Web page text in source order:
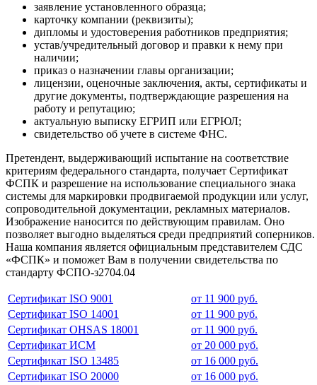
заявление установленного образца;
карточку компании (реквизиты);
дипломы и удостоверения работников предприятия;
устав/учредительный договор и правки к нему при
наличии;
приказ о назначении главы организации;
лицензии, оценочные заключения, акты, сертификаты и
другие документы, подтверждающие разрешения на
работу и репутацию;
актуальную выписку ЕГРИП или ЕГРЮЛ;
свидетельство об учете в системе ФНС.
Претендент, выдерживающий испытание на соответствие
критериям федерального стандарта, получает Сертификат
ФСПК и разрешение на использование специального знака
системы для маркировки продвигаемой продукции или услуг,
сопроводительной документации, рекламных материалов.
Изображение наносится по действующим правилам. Оно
позволяет выгодно выделяться среди предприятий соперников.
Наша компания является официальным представителем СДС
«ФСПК» и поможет Вам в получении свидетельства по
стандарту ФСПО-з2704.04
Сертификат ISO 9001
от 11 900 руб.
Сертификат ISO 14001
от 11 900 руб.
Сертификат OHSAS 18001
от 11 900 руб.
Сертификат ИСМ
от 20 000 руб.
Сертификат ISO 13485
от 16 000 руб.
Сертификат ISO 20000
от 16 000 руб.